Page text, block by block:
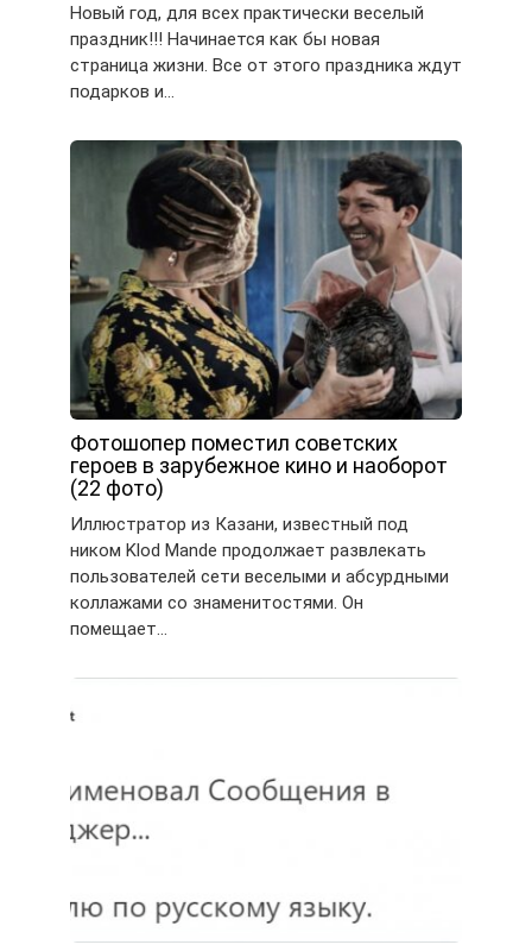
Новый год, для всех практически веселый
праздник!!! Начинается как бы новая
страница жизни. Все от этого праздника ждут
подарков и…
Фотошопер поместил советских
героев в зарубежное кино и наоборот
(22 фото)
Иллюстратор из Казани, известный под
ником Klod Mande продолжает развлекать
пользователей сети веселыми и абсурдными
коллажами со знаменитостями. Он
помещает…